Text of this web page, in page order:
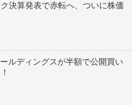
決算発表で赤転へ、ついに株価
ールディングスが半額で公開買い